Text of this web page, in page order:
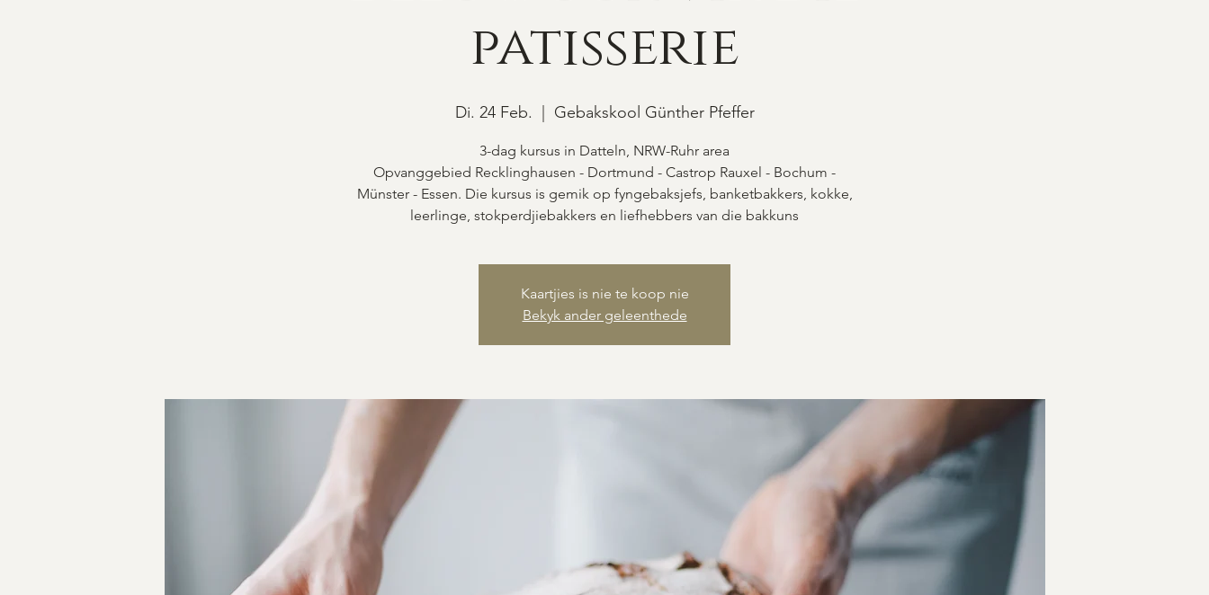
patisserie
Di. 24 Feb. Gebakskool Günther Pfeffer
3-dag kursus in Datteln, NRW-Ruhr area
Opvanggebied Recklinghausen - Dortmund - Castrop Rauxel - Bochum -
Münster - Essen. Die kursus is gemik op fyngebaksjefs, banketbakkers, kokke,
leerlinge, stokperdjiebakkers en liefhebbers van die bakkuns
Kaartjies is nie te koop nie
Bekyk ander geleenthede